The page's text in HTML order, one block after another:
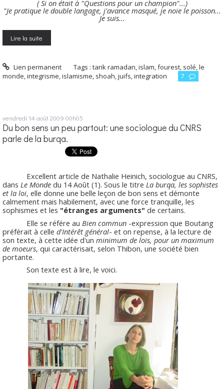
( Si on était à "Questions pour un champion"...)
"Je pratique le double langage, j'avance masqué, je noie le poisson...
Je suis...
Lire la suite
Lien permanent Tags :tarik ramadan,islam,fourest, solé,le
monde,integrisme,islamisme, shoah,juifs,integration 7
vendredi 14 août 2009 00h05
Du bon sens un peu partout: une sociologue du CNRS
parle de la burqa.
Excellent article de Nathalie Heinich, sociologue au CNRS,
dans Le Monde du 14 Août (1). Sous le titre La burqa, les sophistes
et la loi, elle donne une belle leçon de bon sens et démonte
calmement mais habilement, avec une force tranquille, les
sophismes et les "étranges arguments" de certains.
Elle se référe au Bien commun -expression que Boutang
préférait à celle d'Intérêt général- et on repense, à la lecture de
son texte, à cette idée d'un minimum de lois, pour un maximum
de moeurs, qui caractérisait, selon Thibon, une société bien
portante.
Son texte est à lire, le voici.